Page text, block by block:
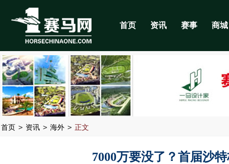
首页 资讯 赛事 商城
首页 > 资讯 > 海外 > 正文
7000万要没了？首届沙